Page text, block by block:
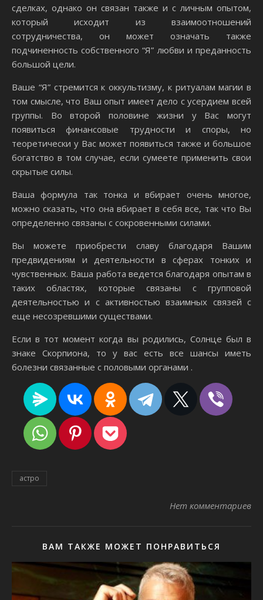
сделках, однако он связан также и с личным опытом,
который исходит из взаимоотношений
сотрудничества, он может означать также
подчиненность собственного “Я” любви и преданность
большой цели.
Ваше “Я” стремится к оккультизму, к ритуалам магии в
том смысле, что Ваш опыт имеет дело с усердием всей
группы. Во второй половине жизни у Вас могут
появиться финансовые трудности и споры, но
теоретически у Вас может появиться также и большое
богатство в том случае, если сумеете применить свои
скрытые силы.
Ваша формула так тонка и вбирает очень многое,
можно сказать, что она вбирает в себя все, так что Вы
определенно связаны с сокровенными силами.
Вы можете приобрести славу благодаря Вашим
предвидениям и деятельности в сферах тонких и
чувственных. Ваша работа ведется благодаря опытам в
таких областях, которые связаны с групповой
деятельностью и с активностью взаимных связей с
еще несозревшими существами.
Если в тот момент когда вы родились, Солнце был в
знаке Скорпиона, то у вас есть все шансы иметь
болезни связанные с половыми органами .
астро
Нет комментариев
ВАМ ТАКЖЕ МОЖЕТ ПОНРАВИТЬСЯ